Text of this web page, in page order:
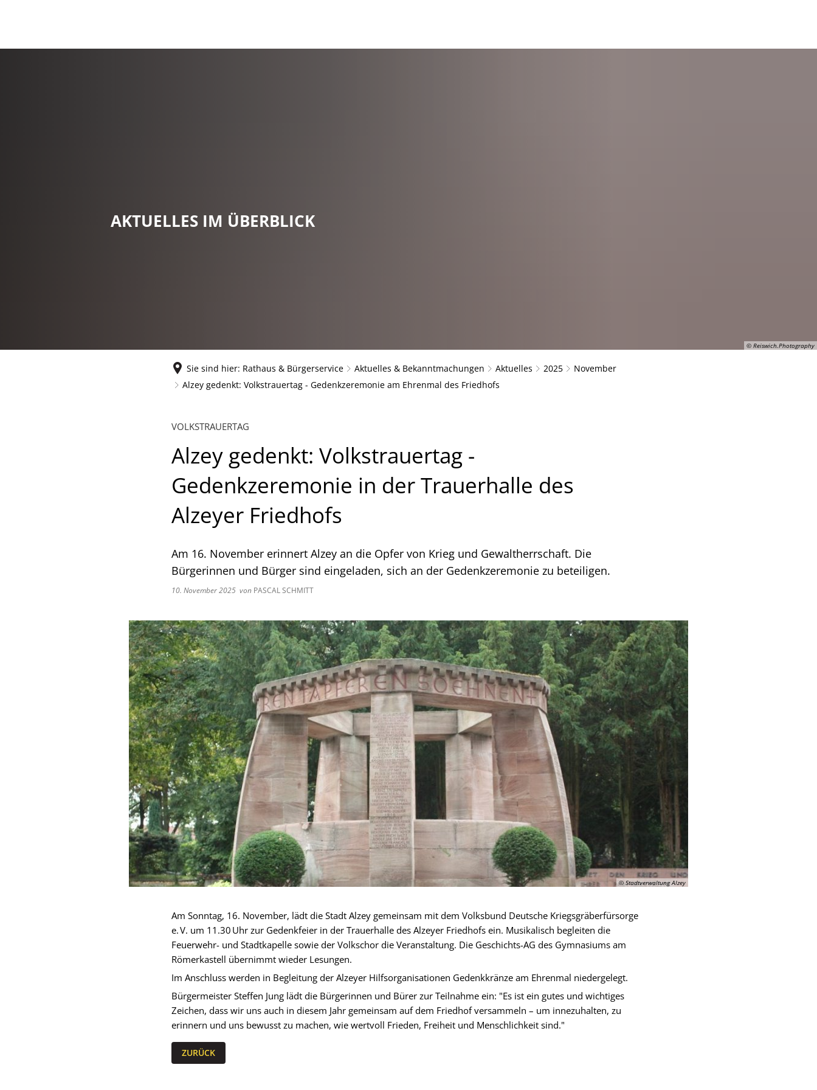
© Reiswich.Photography
AKTUELLES IM ÜBERBLICK
Sie sind hier: Rathaus & Bürgerservice Aktuelles & Bekanntmachungen Aktuelles 2025
November
Alzey gedenkt: Volkstrauertag - Gedenkzeremonie am Ehrenmal des Friedhofs
VOLKSTRAUERTAG
Alzey gedenkt: Volkstrauertag -
Gedenkzeremonie in der Trauerhalle des
Alzeyer Friedhofs
Am 16. November erinnert Alzey an die Opfer von Krieg und Gewaltherrschaft. Die
Bürgerinnen und Bürger sind eingeladen, sich an der Gedenkzeremonie zu beteiligen.
10. November 2025 von PASCAL SCHMITT
© Stadtverwaltung Alzey
Am Sonntag, 16. November, lädt die Stadt Alzey gemeinsam mit dem Volksbund Deutsche Kriegsgräberfürsorge
e. V. um 11.30 Uhr zur Gedenkfeier in der Trauerhalle des Alzeyer Friedhofs ein. Musikalisch begleiten die
Feuerwehr- und Stadtkapelle sowie der Volkschor die Veranstaltung. Die Geschichts-AG des Gymnasiums am
Römerkastell übernimmt wieder Lesungen.
Im Anschluss werden in Begleitung der Alzeyer Hilfsorganisationen Gedenkkränze am Ehrenmal niedergelegt.
Bürgermeister Steffen Jung lädt die Bürgerinnen und Bürer zur Teilnahme ein: "Es ist ein gutes und wichtiges
Zeichen, dass wir uns auch in diesem Jahr gemeinsam auf dem Friedhof versammeln – um innezuhalten, zu
erinnern und uns bewusst zu machen, wie wertvoll Frieden, Freiheit und Menschlichkeit sind."
ZURÜCK